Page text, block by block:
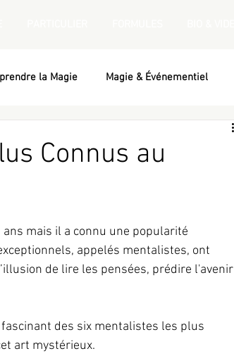
la Magie Magie & Événementiel
Connus au
mais il a connu une popularité
appelés mentalistes, ont
de lire les pensées, prédire l'avenir
des six mentalistes les plus
art mystérieux.